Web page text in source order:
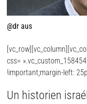
@dr aus
css=
!important;margin-left:
Un historien